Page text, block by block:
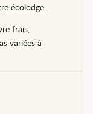
écolodge.
frais,
variées à